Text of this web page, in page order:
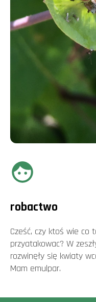
robactwo
Cześć, czy ktoś wie co
przyatakowac? W
rozwinęły się kwiaty
Mam emulpar.